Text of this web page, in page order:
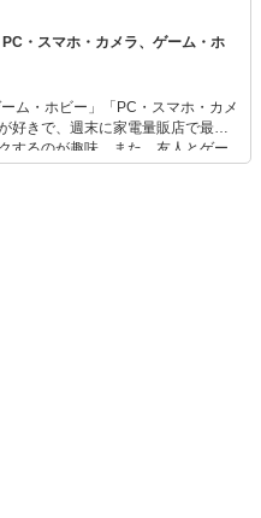
す。 家電アドバイザー
の付く物全てに精通しています。
現在は家電ライター
人が平等に良い家電に巡り会える
います。
・スマホ・カメラ、ゲーム・ホ
ーム・ホビー」「PC・スマホ・カメ
好きで、週末に家電量販店で最新
するのが趣味。また、友人とゲー
タイトルやイベント情報もいち早